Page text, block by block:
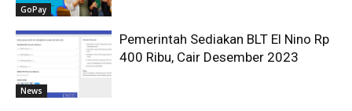
GoPay
News
Pemerintah Sediakan BLT El Nino Rp
400 Ribu, Cair Desember 2023